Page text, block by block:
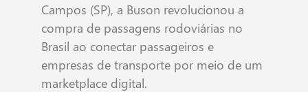
Campos (SP), a Buson revolucionou a
compra de passagens rodoviárias no
Brasil ao conectar passageiros e
empresas de transporte por meio de um
marketplace digital.